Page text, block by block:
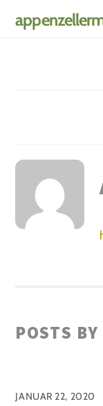
POSTS
JANUAR 22, 2020